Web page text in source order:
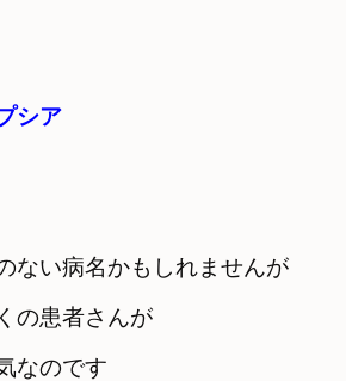
シア
ない病名かもしれませんが
の患者さんが
なのです